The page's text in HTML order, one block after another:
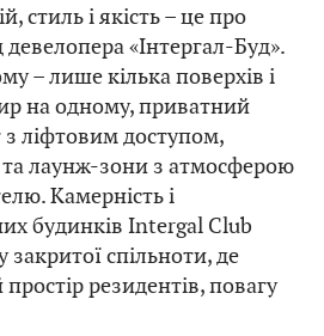
стиль і якість – це про
«Інтергал-Буд».
– лише кілька поверхів і
на одному, приватний
з ліфтовим доступом,
та лаунж-зони з атмосферою
Камерність і
будинків Intergal Club
спільноти, де
резидентів, повагу